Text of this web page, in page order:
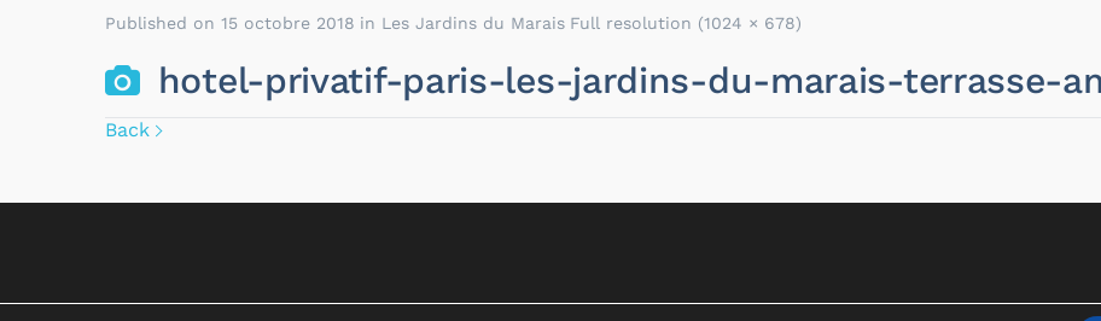
Published on 15 octobre 2018 in Les Jardins du Marais Full resolution (1024 × 678)
hotel-privatif-paris-les-jardins-du-marais-terrasse-
Back